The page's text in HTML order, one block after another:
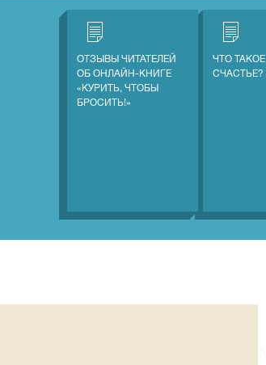
ОТЗЫВЫ ЧИТАТЕЛЕЙ
ОБ ОНЛАЙН-КНИГЕ
«КУРИТЬ, ЧТОБЫ
БРОСИТЬ!»
ЧТО ТАКОЕ
СЧАСТЬЕ?